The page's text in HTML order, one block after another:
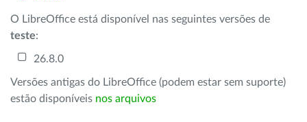
O LibreOffice está disponível nas seguintes versões de
teste:
26.8.0
Versões antigas do LibreOffice (podem estar sem suporte)
estão disponíveis nos arquivos